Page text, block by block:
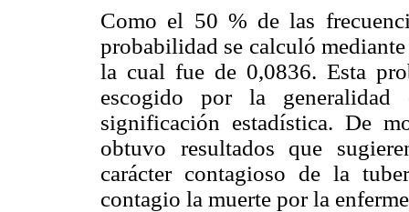
Como el 50 % de las
probabilidad se calculó
la cual fue de 0,0836. Esta
escogido por la
significación estadística. De
obtuvo resultados que
carácter contagioso de la
contagio la muerte por la